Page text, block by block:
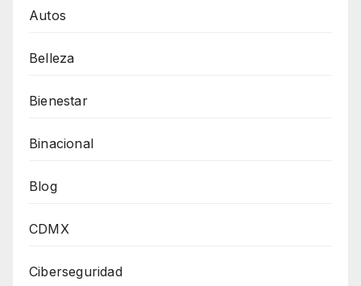
Autos
Belleza
Bienestar
Binacional
Blog
CDMX
Ciberseguridad